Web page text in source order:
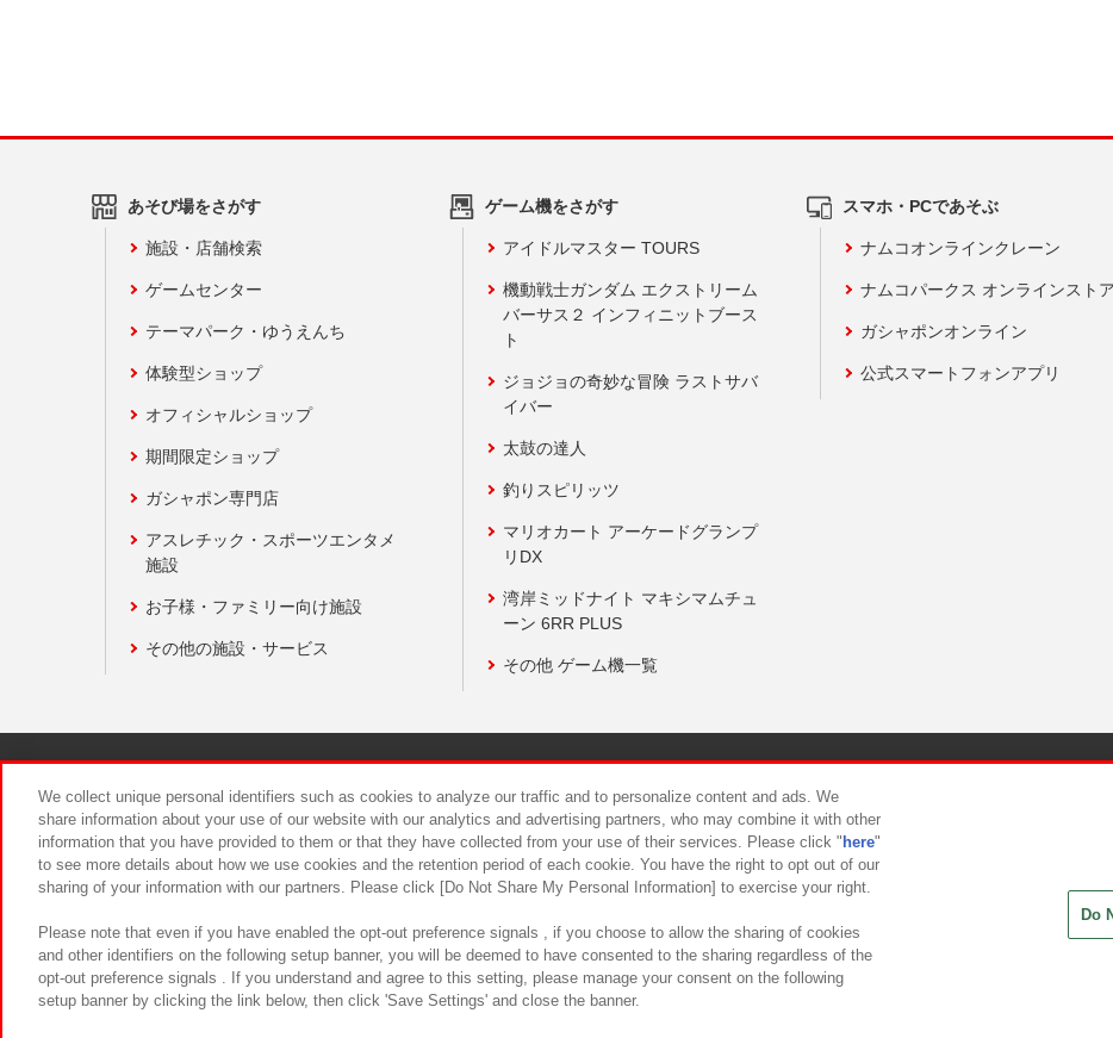
あそび場をさがす
施設・店舗検索
ゲームセンター
テーマパーク・ゆうえんち
体験型ショップ
オフィシャルショップ
期間限定ショップ
ガシャポン専門店
アスレチック・スポーツエンタメ
施設
お子様・ファミリー向け施設
その他の施設・サービス
ゲーム機をさがす
アイドルマスター TOURS
機動戦士ガンダム エクストリーム
バーサス２ インフィニットブース
ト
ジョジョの奇妙な冒険 ラストサバ
イバー
太鼓の達人
釣りスピリッツ
マリオカート アーケードグランプ
リDX
湾岸ミッドナイト マキシマムチュ
ーン 6RR PLUS
その他 ゲーム機一覧
スマホ・PCであそぶ
ナムコオンラインクレーン
ナムコパークス オンラインストア
ガシャポンオンライン
公式スマートフォンアプリ
食品のご提供について カスタマーハラスメント対応方針
We collect unique personal identifiers such as cookies to analyze our traffic and to personalize content and ads. We
share information about your use of our website with our analytics and advertising partners, who may combine it with other
information that you have provided to them or that they have collected from your use of their services. Please click " here"
to see more details about how we use cookies and the retention period of each cookie. You have the right to opt out of our
sharing of your information with our partners. Please click [Do Not Share My Personal Information] to exercise your right.
Please note that even if you have enabled the opt-out preference signals , if you choose to allow the sharing of cookies
and other identifiers on the following setup banner, you will be deemed to have consented to the sharing regardless of the
opt-out preference signals . If you understand and agree to this setting, please manage your consent on the following
setup banner by clicking the link below, then click 'Save Settings' and close the banner.
Do